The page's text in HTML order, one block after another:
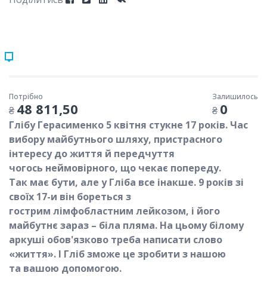
Потрібно
₴ 48 811,50
Залишилось
₴ 0
Глібу Герасименко 5 квітня стукне 17 років. Час
вибору майбутнього шляху, пристрасного
інтересу до життя й передчуття
чогось неймовірного, що чекає попереду.
Так має бути, але у Гліба все інакше. 9 років зі
своїх 17-и він бореться з
гострим лімфобластним лейкозом, і його
майбутнє зараз – біла пляма. На цьому білому
аркуші обов'язково треба написати слово
«життя». І Гліб зможе це зробити з нашою
та вашою допомогою.